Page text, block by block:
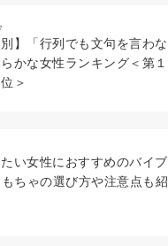
別】「行列でも文句を言わな
かな女性ランキング＜第１
＞
い女性におすすめのバイブ
ちゃの選び方や注意点も紹